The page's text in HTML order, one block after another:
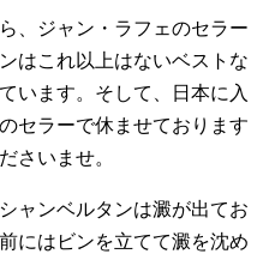
、ジャン・ラフェのセラー
はこれ以上はないベストな
います。そして、日本に入
セラーで休ませております
さいませ。
ャンベルタンは澱が出てお
にはビンを立てて澱を沈め